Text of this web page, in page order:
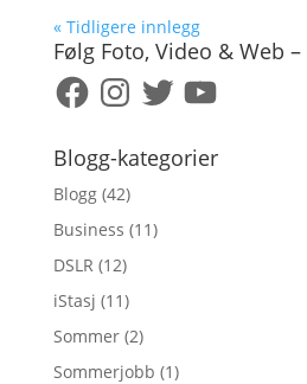
« Tidligere innlegg
Følg Foto, Video & Web
FacebookInstagram
TwitterYouTube
Blogg-kategorier
Blogg(42)
Business (11)
DSLR (12)
iStasj (11)
Sommer(2)
Sommerjobb (1)